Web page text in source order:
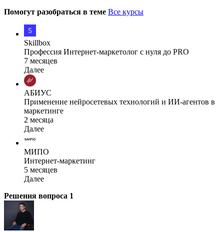
Помогут разобраться в теме Все курсы
Skillbox
Профессия Интернет-маркетолог с нуля до PRO
7 месяцев
Далее
АБИУС
Применение нейросетевых технологий и ИИ-агентов в
маркетинге
2 месяца
Далее
МИПО
Интернет-маркетинг
5 месяцев
Далее
Решения вопроса 1